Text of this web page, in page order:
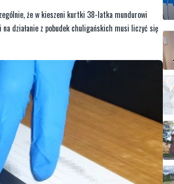
że w kieszeni kurtki 38-latka mundurowi
działanie z pobudek chuligańskich musi liczyć się